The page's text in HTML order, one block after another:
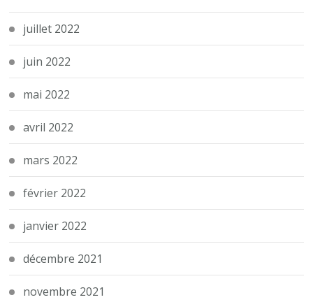
juillet 2022
juin 2022
mai 2022
avril 2022
mars 2022
février 2022
janvier 2022
décembre 2021
novembre 2021